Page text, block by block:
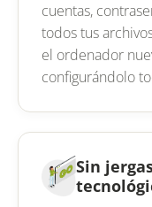
cuentas,
todos tus
el ordenador
configurándolo
Sin